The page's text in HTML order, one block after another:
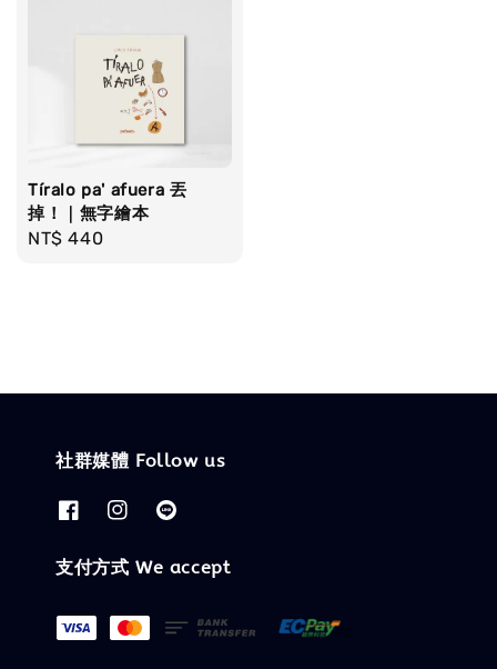
Tíralo pa' afuera 丟
掉！｜無字繪本
Regular
NT$ 440
社群媒體 Follow us
支付方式 We accept